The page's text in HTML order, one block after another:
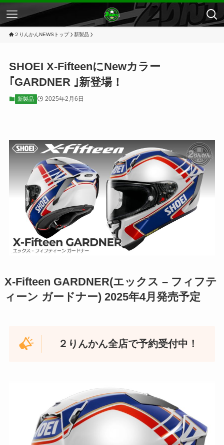
２りんかんNEWSトップ 新製品
SHOEI X-FifteenにNewカラー
｢GARDNER ｣新登場！
新製品 2025年2月6日
X-Fifteen GARDNER(エックス – フィフテ
ィーン ガードナー) 2025年4月発売予定
２りんかん全店で予約受付中！